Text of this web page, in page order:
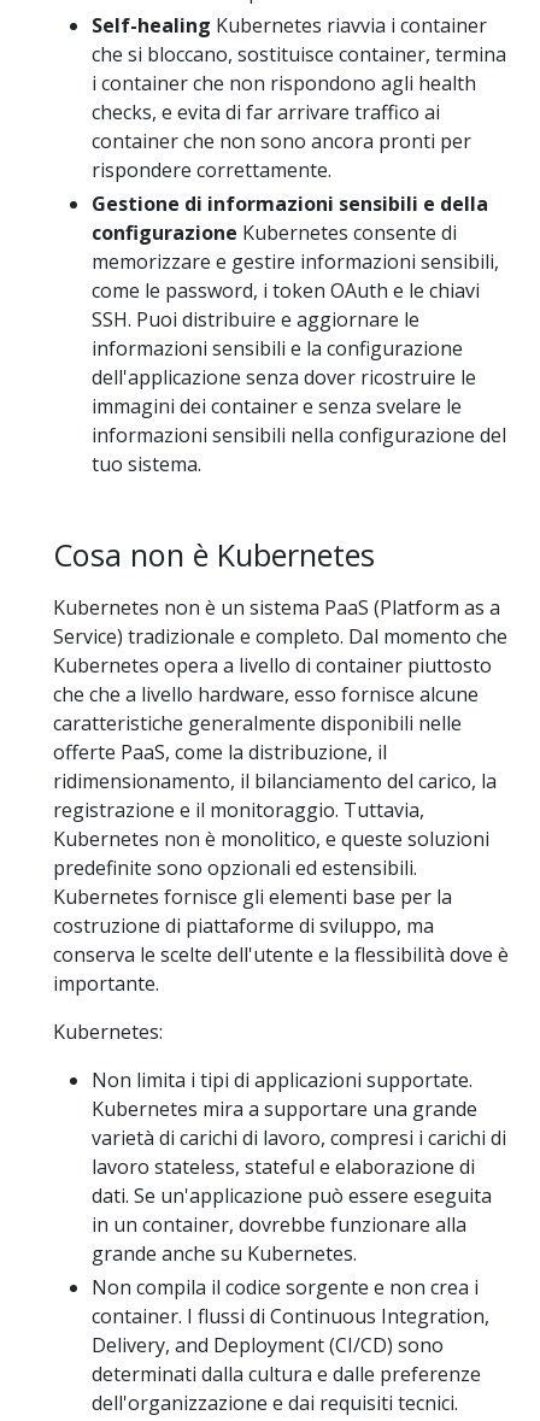
Self-healing Kubernetes riavvia i container
che si bloccano, sostituisce container, termina
i container che non rispondono agli health
checks, e evita di far arrivare traffico ai
container che non sono ancora pronti per
rispondere correttamente.
Gestione di informazioni sensibili e della
configurazione Kubernetes consente di
memorizzare e gestire informazioni sensibili,
come le password, i token OAuth e le chiavi
SSH. Puoi distribuire e aggiornare le
informazioni sensibili e la configurazione
dell'applicazione senza dover ricostruire le
immagini dei container e senza svelare le
informazioni sensibili nella configurazione del
tuo sistema.
Cosa non è Kubernetes
Kubernetes non è un sistema PaaS (Platform as a
Service) tradizionale e completo. Dal momento che
Kubernetes opera a livello di container piuttosto
che che a livello hardware, esso fornisce alcune
caratteristiche generalmente disponibili nelle
offerte PaaS, come la distribuzione, il
ridimensionamento, il bilanciamento del carico, la
registrazione e il monitoraggio. Tuttavia,
Kubernetes non è monolitico, e queste soluzioni
predefinite sono opzionali ed estensibili.
Kubernetes fornisce gli elementi base per la
costruzione di piattaforme di sviluppo, ma
conserva le scelte dell'utente e la flessibilità dove è
importante.
Kubernetes:
Non limita i tipi di applicazioni supportate.
Kubernetes mira a supportare una grande
varietà di carichi di lavoro, compresi i carichi di
lavoro stateless, stateful e elaborazione di
dati. Se un'applicazione può essere eseguita
in un container, dovrebbe funzionare alla
grande anche su Kubernetes.
Non compila il codice sorgente e non crea i
container. I flussi di Continuous Integration,
Delivery, and Deployment (CI/CD) sono
determinati dalla cultura e dalle preferenze
dell'organizzazione e dai requisiti tecnici.